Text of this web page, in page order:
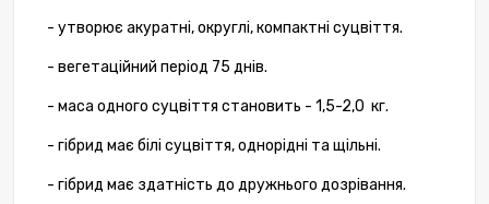
- утворює акуратні, округлі, компактні суцвіття.
- вегетаційний період 75 днів.
- маса одного суцвіття становить - 1,5-2,0 кг.
- гібрид має білі суцвіття, однорідні та щільні.
- гібрид має здатність до дружнього дозрівання.